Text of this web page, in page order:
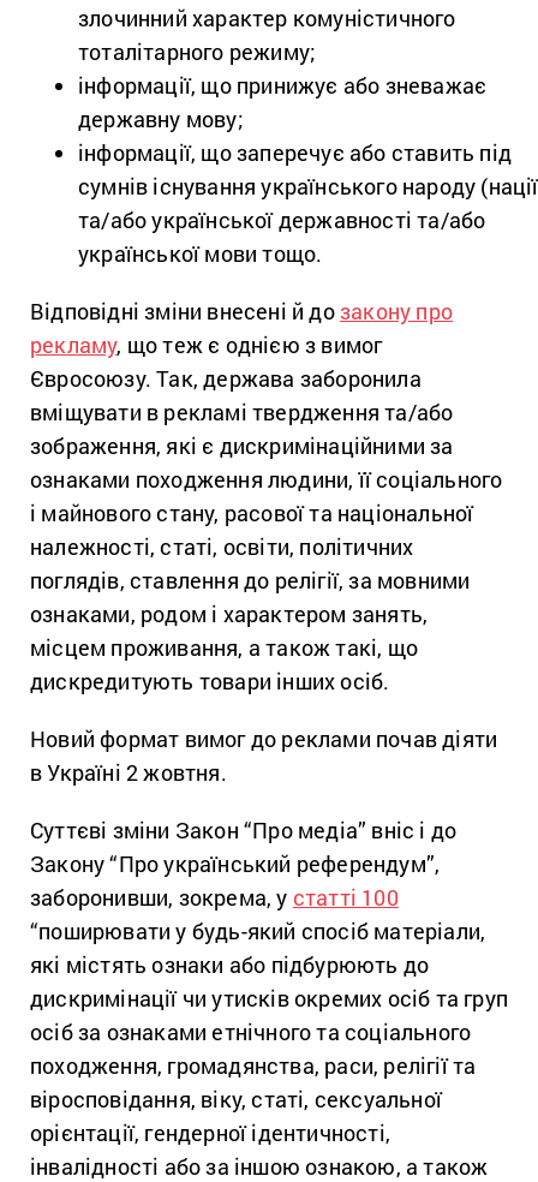
злочинний характер комуністичного
тоталітарного режиму;
інформації, що принижує або зневажає
державну мову;
інформації, що заперечує або ставить під
сумнів існування українського народу
та/або української державності та/або
української мови тощо.
Відповідні зміни внесені й дозакону про
рекламу, що теж є однією з вимог
Євросоюзу. Так, держава заборонила
вміщувати в рекламі твердження та/або
зображення, які є дискримінаційними за
ознаками походження людини, її соціального
і майнового стану, расової та національної
належності, статі, освіти, політичних
поглядів, ставлення до релігії, за мовними
ознаками, родом і характером занять,
місцем проживання, а також такі, що
дискредитують товари інших осіб.
Новий формат вимог до реклами почав діяти
в Україні 2 жовтня.
Суттєві зміни Закон “Про медіа” вніс і до
Закону “Про український референдум”,
заборонивши, зокрема, у статті 100
“поширювати у будь-який спосіб матеріали,
які містять ознаки або підбурюють до
дискримінації чи утисків окремих осіб та груп
осіб за ознаками етнічного та соціального
походження, громадянства, раси, релігії та
віросповідання, віку, статі, сексуальної
орієнтації, гендерної ідентичності,
інвалідності або за іншою ознакою, а також